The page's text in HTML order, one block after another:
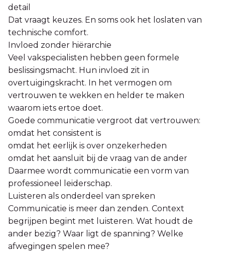
detail
Dat vraagt keuzes. En soms ook het loslaten van
technische comfort.
Invloed zonder hiërarchie
Veel vakspecialisten hebben geen formele
beslissingsmacht. Hun invloed zit in
overtuigingskracht. In het vermogen om
vertrouwen te wekken en helder te maken
waarom iets ertoe doet.
Goede communicatie vergroot dat vertrouwen:
omdat het consistent is
omdat het eerlijk is over onzekerheden
omdat het aansluit bij de vraag van de ander
Daarmee wordt communicatie een vorm van
professioneel leiderschap.
Luisteren als onderdeel van spreken
Communicatie is meer dan zenden. Context
begrijpen begint met luisteren. Wat houdt de
ander bezig? Waar ligt de spanning? Welke
afwegingen spelen mee?